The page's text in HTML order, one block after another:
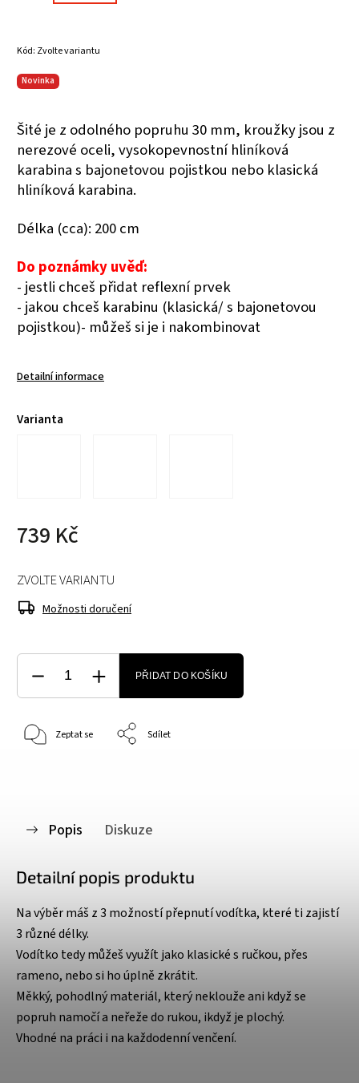
Kód: Zvolte variantu
Šité je z odolného popruhu 30 mm, kroužky jsou z
nerezové oceli, vysokopevnostní hliníková
karabina s bajonetovou pojistkou nebo klasická
hliníková karabina.
Délka (cca): 200 cm
Do poznámky uvěď:
- jestli chceš přidat reflexní prvek
- jakou chceš karabinu (klasická/ s bajonetovou
pojistkou)- můžeš si je i nakombinovat
Detailní informace
Novinka
Varianta
739 Kč
ZVOLTE VARIANTU
Možnosti doručení
PŘIDAT DO KOŠÍKU
Zeptat se Sdílet
Popis Diskuze
Detailní popis produktu
Na výběr máš z 3 možností přepnutí vodítka, které ti zajistí
3 různé délky.
Vodítko tedy můžeš využít jako klasické s ručkou, přes
rameno, nebo si ho úplně zkrátit.
Měkký, pohodlný materiál, který neklouže ani když se
popruh namočí a neřeže do rukou, ikdyž je plochý.
Vhodné na práci i na každodenní venčení.